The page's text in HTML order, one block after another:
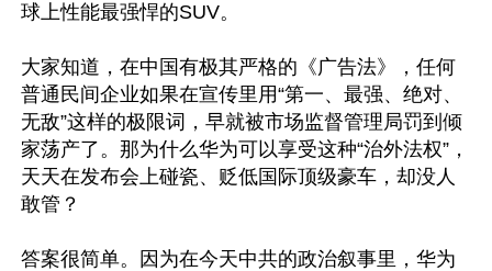
球上性能最强悍的SUV。
大家知道，在中国有极其严格的《广告法》，任何
普通民间企业如果在宣传里用“第一、最强、绝对、
无敌”这样的极限词，早就被市场监督管理局罚到倾
家荡产了。那为什么华为可以享受这种“治外法权”，
天天在发布会上碰瓷、贬低国际顶级豪车，却没人
敢管？
答案很简单。因为在今天中共的政治叙事里，华为